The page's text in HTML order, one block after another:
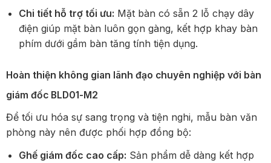
Chi tiết hỗ trợ tối ưu: Mặt bàn có sẵn 2 lỗ chạy dây
điện giúp mặt bàn luôn gọn gàng, kết hợp khay bàn
phím dưới gầm bàn tăng tính tiện dụng.
Hoàn thiện không gian lãnh đạo chuyên nghiệp với bàn
giám đốc BLD01-M2
Để tối ưu hóa sự sang trọng và tiện nghi, mẫu bàn văn
phòng này nên được phối hợp đồng bộ:
Ghế giám đốc cao cấp: Sản phẩm dễ dàng kết hợp